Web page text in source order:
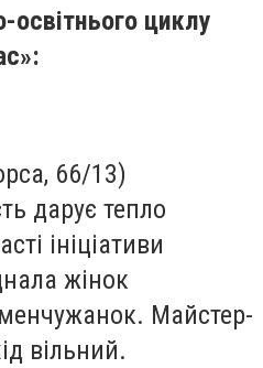
освітнього циклу
66/13)
дарує тепло
ініціативи
жінок
Майстер-
вільний.